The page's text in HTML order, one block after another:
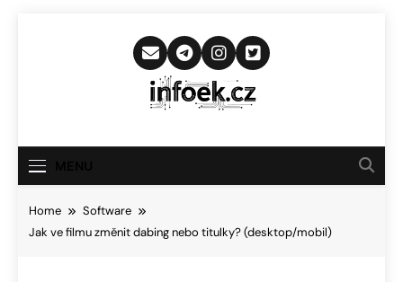
Infoek.cz
Novinkám
Home
Software
Jak ve filmu změnit dabing nebo titulky? (desktop/mobil)